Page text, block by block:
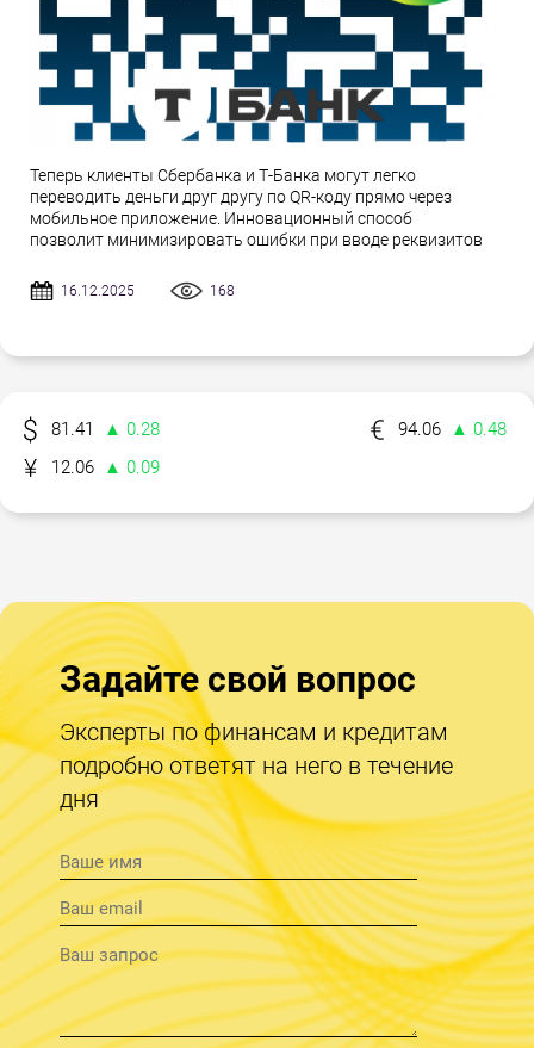
Теперь клиенты Сбербанка и Т-Банка могут легко
переводить деньги друг другу по QR-коду прямо через
мобильное приложение. Инновационный способ
позволит минимизировать ошибки при вводе реквизитов
16.12.2025 168
81.41 ▲ 0.28 94.06
▲ 0.48
12.06
▲ 0.09
Задайте свой вопрос
Эксперты по финансам и кредитам
подробно ответят на него в течение
дня